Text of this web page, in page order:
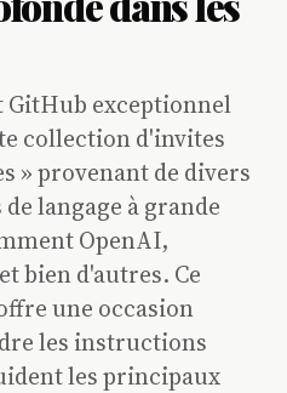
GitHub exceptionnel
collection d'invites
» provenant de divers
langage à grande
OpenAI,
bien d'autres. Ce
une occasion
les instructions
les principaux